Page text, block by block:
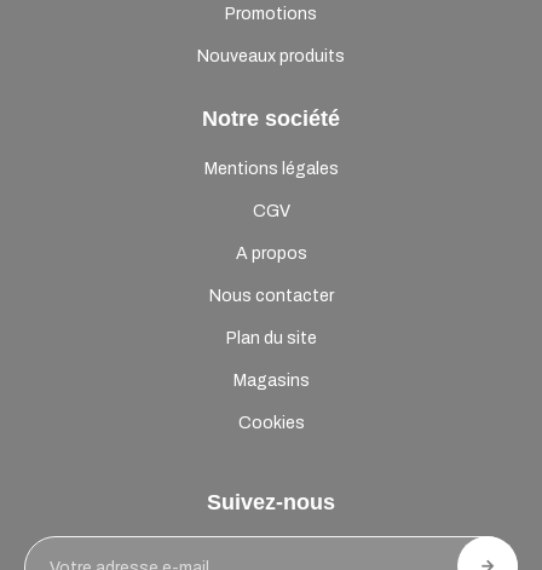
Promotions
Nouveaux produits
Notre société
Mentions légales
CGV
A propos
Nous contacter
Plan du site
Magasins
Cookies
Suivez-nous